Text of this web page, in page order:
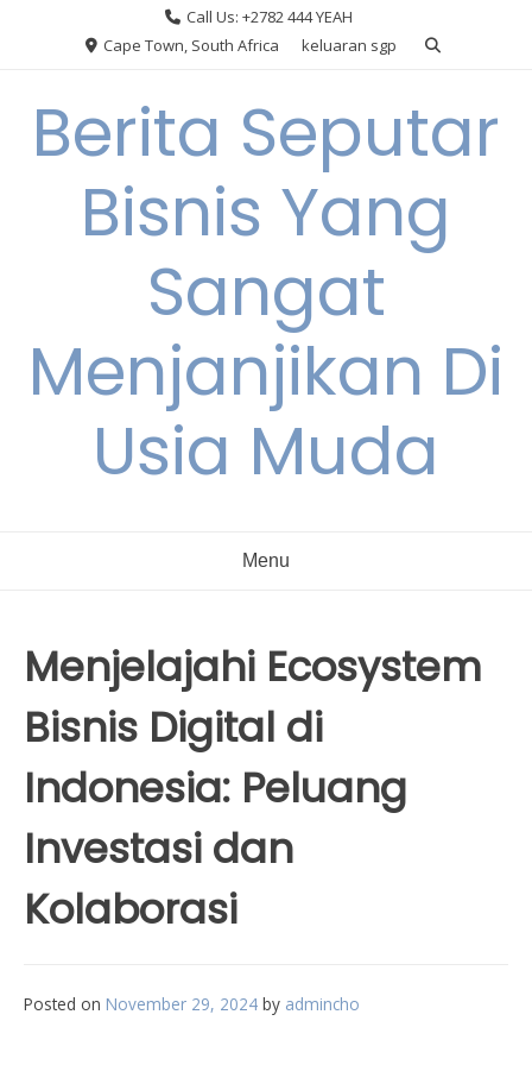
Call Us: +2782 444 YEAH
Cape Town, South Africa
keluaran sgp
Berita Seputar
Bisnis Yang
Sangat
Menjanjikan Di
Usia Muda
Menu
Menjelajahi Ecosystem
Bisnis Digital di
Indonesia: Peluang
Investasi dan
Kolaborasi
Posted on November 29, 2024 by admincho